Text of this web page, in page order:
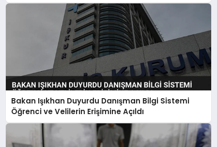
Bakan Işıkhan Duyurdu Danışman Bilgi Sistemi
Öğrenci ve Velilerin Erişimine Açıldı